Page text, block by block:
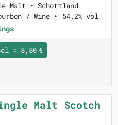
Malt • Schottland
/ Wine • 54.2% vol
= 8,80 €
Malt Scotch